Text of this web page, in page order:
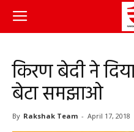
किरण बेदी ने
बेटा समझाओ
By Rakshak Team - April 17, 2018